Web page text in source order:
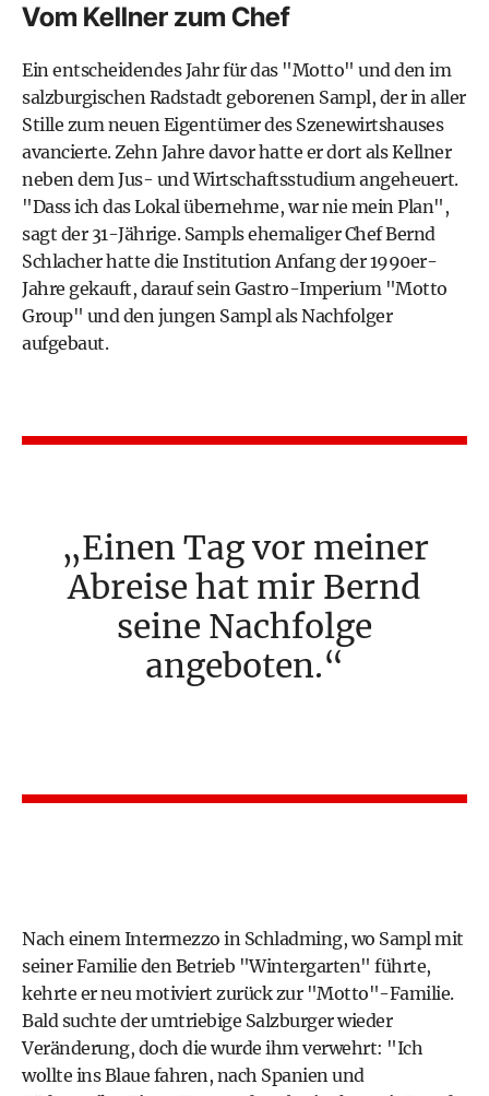
Vom Kellner zum Chef
Ein entscheidendes Jahr für das "Motto" und den im
salzburgischen Radstadt geborenen Sampl, der in aller
Stille zum neuen Eigentümer des Szenewirtshauses
avancierte. Zehn Jahre davor hatte er dort als Kellner
neben dem Jus- und Wirtschaftsstudium angeheuert.
"Dass ich das Lokal übernehme, war nie mein Plan",
sagt der 31-Jährige. Sampls ehemaliger Chef Bernd
Schlacher hatte die Institution Anfang der 1990er-
Jahre gekauft, darauf sein Gastro-Imperium "Motto
Group" und den jungen Sampl als Nachfolger
aufgebaut.
Einen Tag vor meiner
Abreise hat mir Bernd
seine Nachfolge
angeboten.
Nach einem Intermezzo in Schladming, wo Sampl mit
seiner Familie den Betrieb "Wintergarten" führte,
kehrte er neu motiviert zurück zur "Motto"-Familie.
Bald suchte der umtriebige Salzburger wieder
Veränderung, doch die wurde ihm verwehrt: "Ich
wollte ins Blaue fahren, nach Spanien und